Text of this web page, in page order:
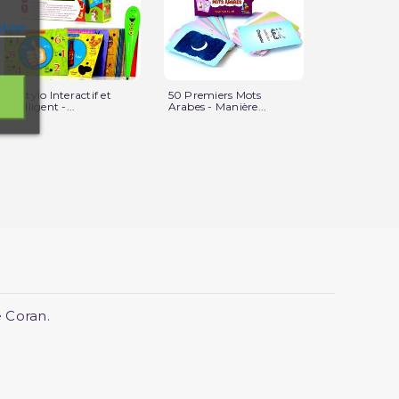
Le Stylo Interactif et
Intelligent -...
50 Premiers Mots
Arabes - Manière...